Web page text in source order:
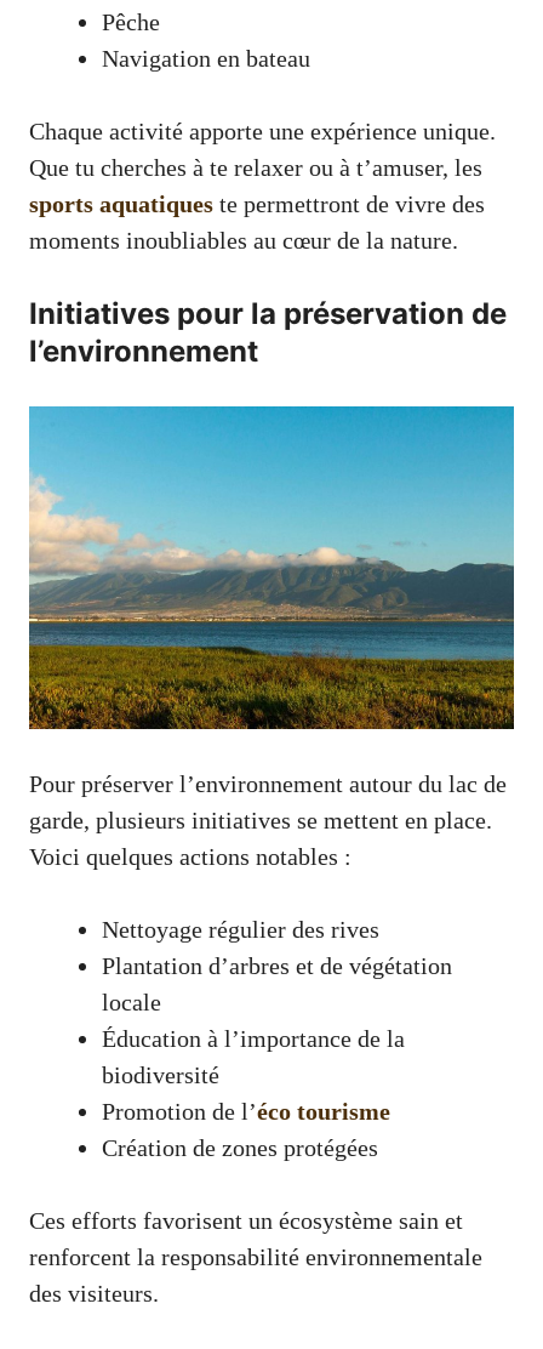
Pêche
Navigation en bateau
Chaque activité apporte une expérience unique.
Que tu cherches à te relaxer ou à t’amuser, les
sports aquatiques te permettront de vivre des
moments inoubliables au cœur de la nature.
Initiatives pour la préservation de
l’environnement
Pour préserver l’environnement autour du lac de
garde, plusieurs initiatives se mettent en place.
Voici quelques actions notables :
Nettoyage régulier des rives
Plantation d’arbres et de végétation
locale
Éducation à l’importance de la
biodiversité
Promotion de l’éco tourisme
Création de zones protégées
Ces efforts favorisent un écosystème sain et
renforcent la responsabilité environnementale
des visiteurs.